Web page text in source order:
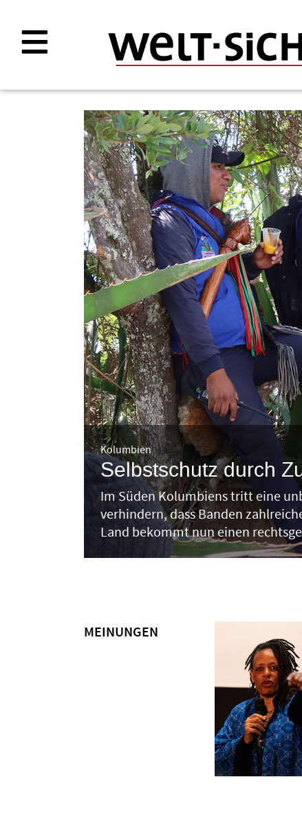
Inhalt
Kolumbien
Selbstschutz durch
Im Süden Kolumbiens tritt eine
verhindern, dass Banden
Land bekommt nun einen
MEINUNGEN